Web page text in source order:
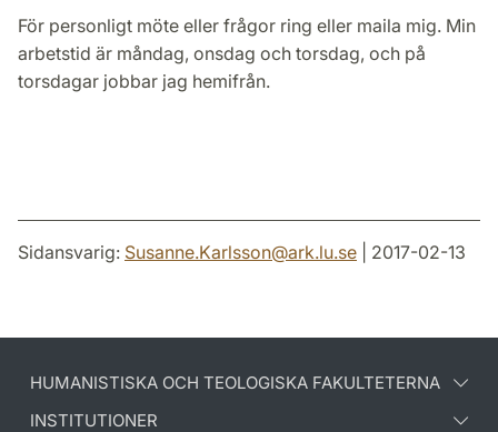
För personligt möte eller frågor ring eller maila mig. Min
arbetstid är måndag, onsdag och torsdag, och på
torsdagar jobbar jag hemifrån.
Sidansvarig: Susanne.Karlsson@ark.lu.se | 2017-02-13
HUMANISTISKA OCH TEOLOGISKA FAKULTETERNA
INSTITUTIONER